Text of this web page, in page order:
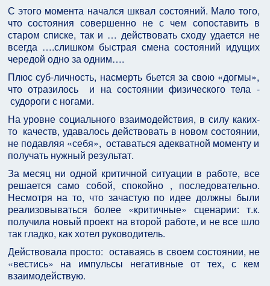
С этого момента начался шквал состояний. Мало того,
что состояния совершенно не с чем сопоставить в
старом списке, так и … действовать сходу удается не
всегда ….слишком быстрая смена состояний идущих
чередой одно за одним….
Плюс суб-личность, насмерть бьется за свою «догмы»,
что отразилось и на состоянии физического тела -
судороги с ногами.
На уровне социального взаимодействия, в силу каких-
то качеств, удавалось действовать в новом состоянии,
не подавляя «себя», оставаться адекватной моменту и
получать нужный результат.
За месяц ни одной критичной ситуации в работе, все
решается само собой, спокойно , последовательно.
Несмотря на то, что зачастую по идее должны были
реализовываться более «критичные» сценарии: т.к.
получила новый проект на второй работе, и не все шло
так гладко, как хотел руководитель.
Действовала просто: оставаясь в своем состоянии, не
«вестись» на импульсы негативные от тех, с кем
взаимодействую.